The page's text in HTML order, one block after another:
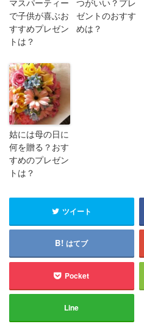
で子供が喜ぶお
すすめプレゼン
トは？
ゼントのおすす
めは？
姑には母の日に
何を贈る？おす
すめのプレゼン
トは？
ツイート
はてブ
Pocket
Line